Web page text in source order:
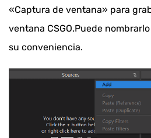
«Captura de ventana» para
ventana CSGO.Puede
su conveniencia.